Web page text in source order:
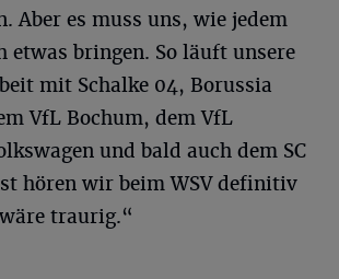
Aber es muss uns, wie jedem
etwas bringen. So läuft unsere
mit Schalke 04, Borussia
VfL Bochum, dem VfL
und bald auch dem SC
hören wir beim WSV definitiv
traurig.“